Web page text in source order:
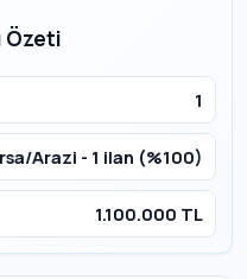
Özeti
1
Arazi - 1 ilan (%100)
1.100.000 TL